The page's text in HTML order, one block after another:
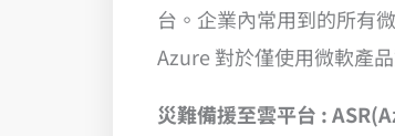
台。企業內常用到的所有
Azure 對於僅使用微軟產
災難備援至雲平台 :